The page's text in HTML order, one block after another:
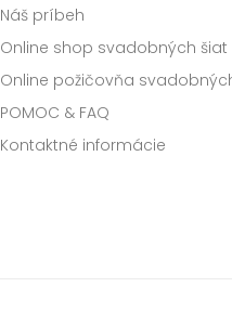
Náš príbeh
Online shop svadobných šiat
Online požičovňa
POMOC & FAQ
Kontaktné informácie